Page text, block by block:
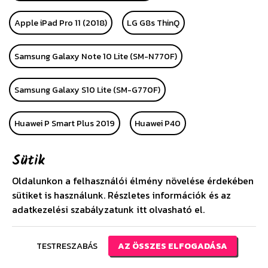
Apple iPad Pro 11 (2018) LG G8s ThinQ
Samsung Galaxy Note 10 Lite (SM-N770F)
Samsung Galaxy S10 Lite (SM-G770F)
Huawei P Smart Plus 2019 Huawei P40
Huawei P40 Pro
Apple iPhone SE (2020) Huawei P40 Lite
Huawei P40 Lite E Samsung Galaxy A21 (SM-A210F)
Xiaomi Redmi Note 9S
Sütik
Oldalunkon a felhasználói élmény növelése érdekében
sütiket is használunk. Részletes információk és az
adatkezelési szabályzatunk itt olvasható el.
TESTRESZABÁS AZ ÖSSZES ELFOGADÁSA